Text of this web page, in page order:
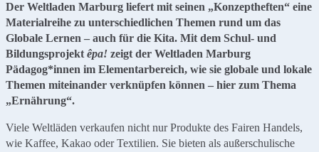
Der Weltladen Marburg liefert mit seinen „Konzeptheften“ eine
Materialreihe zu unterschiedlichen Themen rund um das
Globale Lernen – auch für die Kita. Mit dem Schul- und
Bildungsprojektêpa! zeigt der Weltladen Marburg
Pädagog*innen im Elementarbereich, wie sie globale und lokale
Themen miteinander verknüpfen können – hier zum Thema
„Ernährung“.
Viele Weltläden verkaufen nicht nur Produkte des Fairen Handels,
wie Kaffee, Kakao oder Textilien. Sie bieten als außerschulische